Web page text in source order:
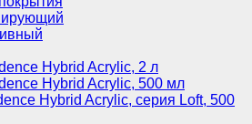
Hybrid Acrylic, 2 л
Hybrid Acrylic, 500 мл
Hybrid Acrylic, серия Loft, 500